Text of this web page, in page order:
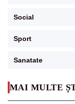
MAI MULTE
Social
Sport
Sanatate